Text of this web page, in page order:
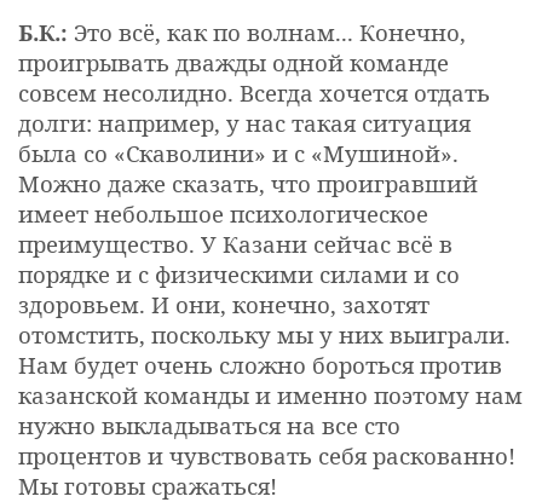
Б.К.: Это всё, как по волнам... Конечно,
проигрывать дважды одной команде
совсем несолидно. Всегда хочется отдать
долги: например, у нас такая ситуация
была со «Скаволини» и с «Мушиной».
Можно даже сказать, что проигравший
имеет небольшое психологическое
преимущество. У Казани сейчас всё в
порядке и с физическими силами и со
здоровьем. И они, конечно, захотят
отомстить, поскольку мы у них выиграли.
Нам будет очень сложно бороться против
казанской команды и именно поэтому нам
нужно выкладываться на все сто
процентов и чувствовать себя раскованно!
Мы готовы сражаться!